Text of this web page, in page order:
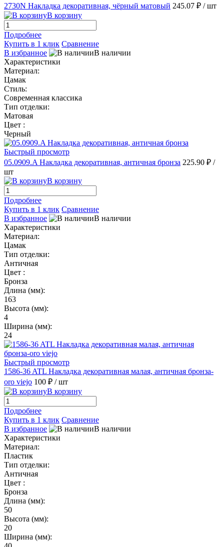
2730N Накладка декоративная, чёрный матовый 245.07 ₽ / шт
В корзину
Подробнее
Купить в 1 клик Сравнение
В избранное
В наличии
Характеристики
Материал:
Цамак
Стиль:
Современная классика
Тип отделки:
Матовая
Цвет :
Черный
Быстрый просмотр
05.0909.A Накладка декоративная, античная бронза 225.90 ₽ /
шт
В корзину
Подробнее
Купить в 1 клик Сравнение
В избранное
В наличии
Характеристики
Материал:
Цамак
Тип отделки:
Античная
Цвет :
Бронза
Длина (мм):
163
Высота (мм):
4
Ширина (мм):
24
Быстрый просмотр
1586-36 ATL Накладка декоративная малая, античная бронза-
oro viejo 100 ₽ / шт
В корзину
Подробнее
Купить в 1 клик Сравнение
В избранное
В наличии
Характеристики
Материал:
Пластик
Тип отделки:
Античная
Цвет :
Бронза
Длина (мм):
50
Высота (мм):
20
Ширина (мм):